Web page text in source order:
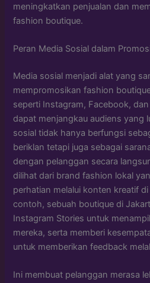
meningkatkan penjualan dan
fashion boutique.
Peran Media Sosial dalam
Media sosial menjadi alat yang
mempromosikan fashion
seperti Instagram, Facebook,
dapat menjangkau audiens yang
sosial tidak hanya berfungsi
beriklan tetapi juga sebagai
dengan pelanggan secara
dilihat dari brand fashion lokal
perhatian melalui konten kreatif
contoh, sebuah boutique di
Instagram Stories untuk
mereka, serta memberi
untuk memberikan feedback
Ini membuat pelanggan merasa